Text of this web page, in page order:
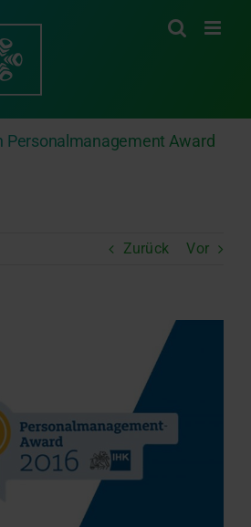
Personalmanagement Award
Zurück Vor